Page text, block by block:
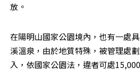
放。
在陽明山國家公園境內，也有一處
溪溫泉，由於地質特殊，被管理處
入，依國家公園法，違者可處